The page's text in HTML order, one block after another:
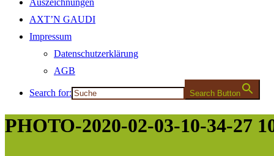
Auszeichnungen
AXT’N GAUDI
Impressum
Datenschutzerklärung
AGB
Search for: Search Button
PHOTO-2020-02-03-10-34-27